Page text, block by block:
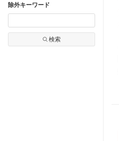
除外キーワード
検索